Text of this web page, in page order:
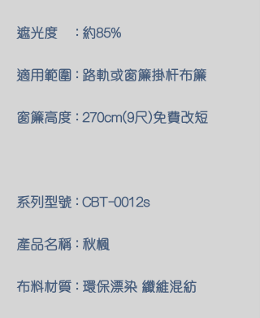
遮光度 : 約85%
適用範圍 : 路軌或窗簾掛杆布簾
窗簾高度 : 270cm(9尺)免費改短
系列型號 : CBT-0012s
產品名稱 : 秋楓
布料材質 : 環保漂染 纖維混紡